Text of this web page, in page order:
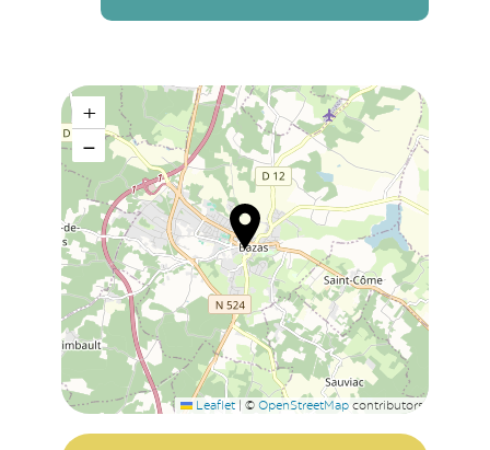
+
−
Leaflet | © OpenStreetMap contributors